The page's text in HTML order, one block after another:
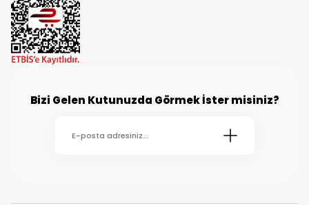
Bizi Gelen Kutunuzda Görmek İster misiniz?